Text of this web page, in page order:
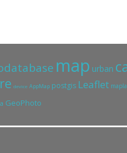
map urban
device AppMap postgis Leaflet
GeoPhoto